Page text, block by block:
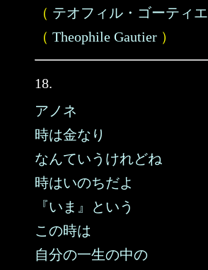
（ テオフィル・ゴーティエ
（ Theophile Gautier ）
18.
アノネ
時は金なり
なんていうけれどね
時はいのちだよ
『いま』という
この時は
自分の一生の中の